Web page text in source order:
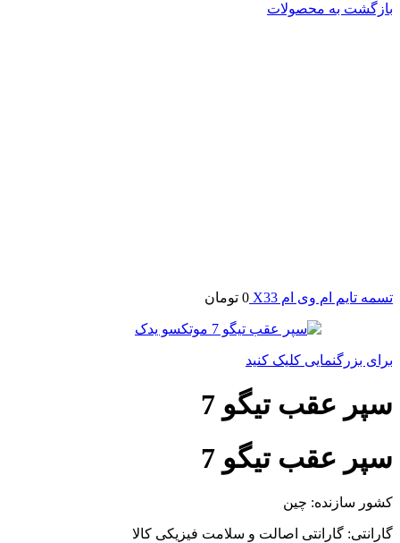
بازگشت به محصولات
تسمه تایم ام وی ام X33 0 تومان
برای بزرگنمایی کلیک کنید
سپر عقب تیگو 7
سپر عقب تیگو 7
کشور سازنده: چین
گارانتی: گارانتی اصالت و سلامت فیزیکی کالا